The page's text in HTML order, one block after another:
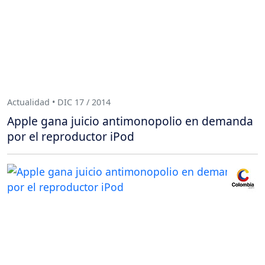
Actualidad • DIC 17 / 2014
Apple gana juicio antimonopolio en demanda
por el reproductor iPod